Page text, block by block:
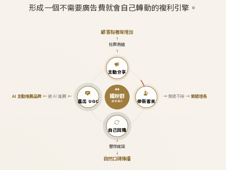
形成一個不需要廣告費就會自己轉動的複利引擎。
鐵粉群
越滾越大
主動分享
↑
社群熱絡
↑
顧客黏著度增加
帶新客來
→業績不掉 →業績增長
自己回購
↓
替你說話
↓
自然口碑傳播
產出 UGC
AI 主動推薦品牌←被 AI 推薦 ←